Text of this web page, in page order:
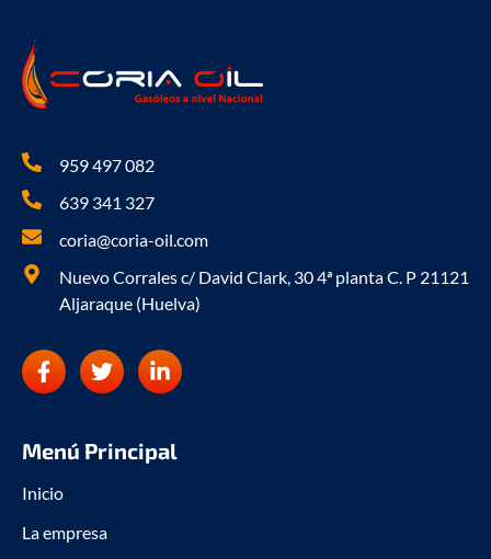
959 497 082
639 341 327
coria@coria-oil.com
Nuevo Corrales c/ David Clark, 30 4ª planta C. P 21121
Aljaraque (Huelva)
F
a
b
o
o
-
T
w
t
L
i
e
d
Menú Principal
Inicio
La empresa